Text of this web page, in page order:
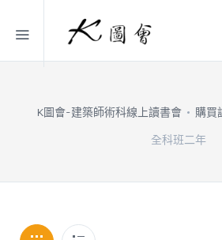
K圖會-建築師術科線上讀書會 購買
全科班二年